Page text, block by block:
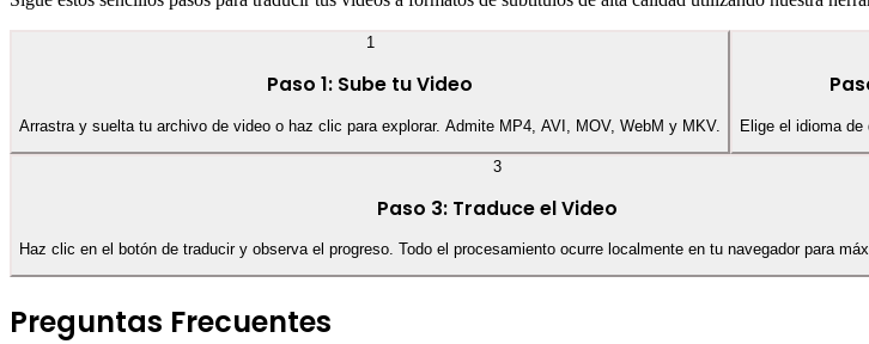
1
Paso 1: Sube tu Video
Arrastra y suelta tu archivo de video o haz clic para explorar. Admite MP4, AVI, MOV, WebM y MKV. Elige el idioma
3
Paso 3: Traduce el Video
Haz clic en el botón de traducir y observa el progreso. Todo el procesamiento ocurre localmente en tu navegador para
Preguntas Frecuentes